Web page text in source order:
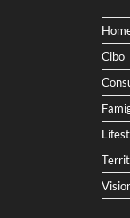
Cibo